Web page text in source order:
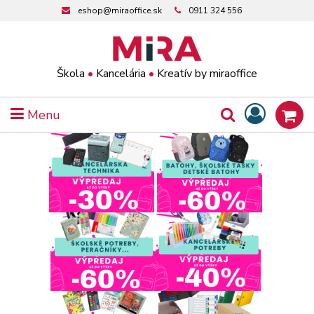
Škola • Kancelária • Kreatív by miraoffice
eshop@miraoffice.sk 0911 324 556
Menu